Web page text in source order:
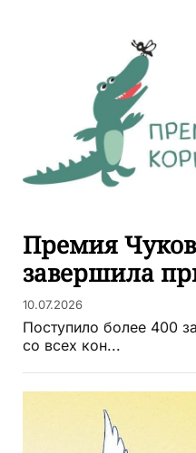
Премия
завершила
10.07.2026
Поступило более 400
со всех кон...